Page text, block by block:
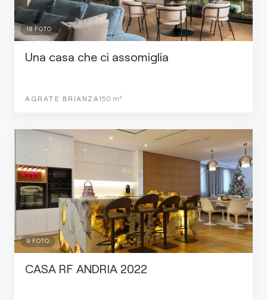
18 FOTO
Una casa che ci assomiglia
AGRATE BRIANZA150 m²
9 FOTO
CASA RF ANDRIA 2022